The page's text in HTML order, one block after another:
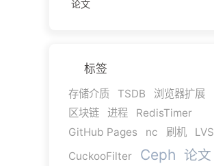
论文
标签
存储介质 TSDB
浏览器扩展
区块链
进程
RedisTimer
GitHub Pages
nc 刷机
LVS
CuckooFilter
Ceph 论文